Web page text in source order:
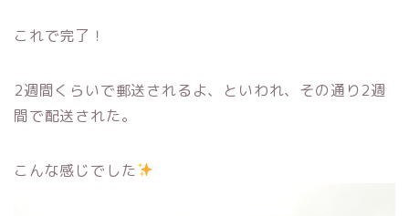
これで完了！
2週間くらいで郵送されるよ、といわれ、その通り2週
間で配送された。
こんな感じでした